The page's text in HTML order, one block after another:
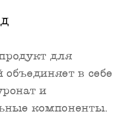
для
в себе
и
компоненты.